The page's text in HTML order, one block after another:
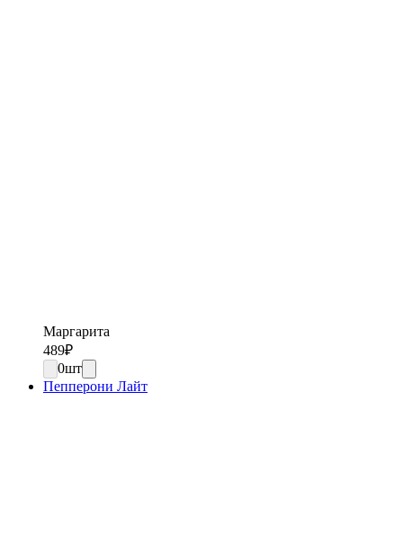
Маргарита
489₽
0шт
Пепперони Лайт